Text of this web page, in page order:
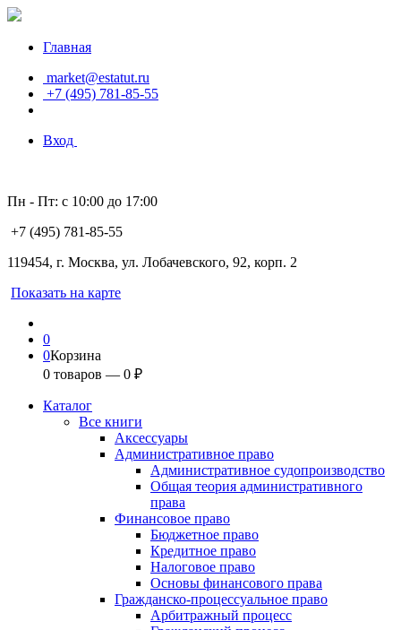
Главная
market@estatut.ru
+7 (495) 781-85-55
Вход
Пн - Пт: с 10:00 до 17:00
+7 (495) 781-85-55
119454, г. Москва, ул. Лобачевского, 92, корп. 2
Показать на карте
0
0Корзина
0 товаров — 0 ₽
Каталог
Все книги
Аксессуары
Административное право
Административное судопроизводство
Общая теория административного
права
Финансовое право
Бюджетное право
Кредитное право
Налоговое право
Основы финансового права
Гражданско-процессуальное право
Арбитражный процесс